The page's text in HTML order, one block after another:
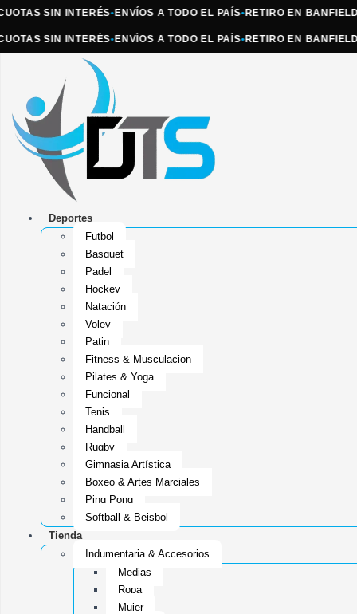
SIN INTERÉS•ENVÍOS A TODO EL PAÍS• RETIRO EN BANFIELD•
SIN INTERÉS•ENVÍOS A TODO EL PAÍS• RETIRO EN BANFIELD•
Deportes
Futbol
Basquet
Padel
Hockey
Natación
Voley
Patin
Fitness & Musculacion
Pilates & Yoga
Funcional
Tenis
Handball
Rugby
Gimnasia Artística
Boxeo & Artes Marciales
Ping Pong
Softball & Beisbol
Tienda
Indumentaria & Accesorios
Medias
Ropa
Mujer